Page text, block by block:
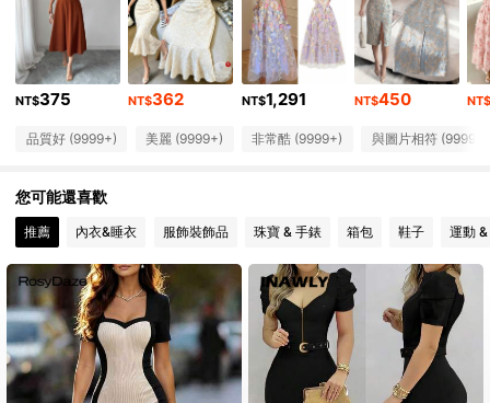
4.89 3M 追蹤者
4.89 3M 追蹤者
3M 追蹤者
4.89 3M 追蹤者
4.89 3M 追蹤者
NT$375 NT$362 NT$1,291 NT$450 NT$
品質好 (9999+) 美麗 (9999+) 非常酷 (9999+) 與圖片相符 (9999+)
您可能還喜歡
推薦 內衣&睡衣 服飾裝飾品 珠寶 & 手錶 箱包 鞋子 運動